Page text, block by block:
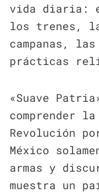
vida diaria:
los trenes,
campanas,
prácticas
«Suave
comprender
Revolución
México
armas y
muestra un